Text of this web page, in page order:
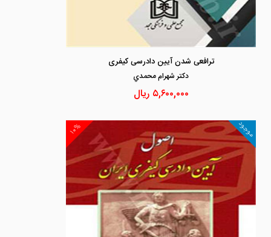
ترافعی شدن آیین دادرسی کیفری
دكتر شهرام محمدي
۵,۶۰۰,۰۰۰ ریال
۱۰% موجود